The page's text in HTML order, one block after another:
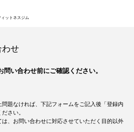
ィットネスジム
わせ
問い合わせ前にご確認ください。
問題なければ、下記フォームをご記入後「登録内
さい。
、お問い合わせに対応させていただく目的以外